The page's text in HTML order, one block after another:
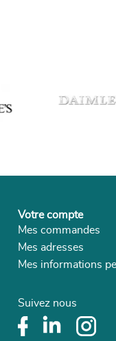
Votre compte
Mes commandes
Mes adresses
Mes informations
Suivez nous